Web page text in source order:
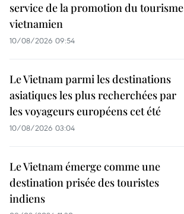
service de la promotion du tourisme
vietnamien
10/08/2026 09:54
Le Vietnam parmi les destinations
asiatiques les plus recherchées par
les voyageurs européens cet été
10/08/2026 03:04
Le Vietnam émerge comme une
destination prisée des touristes
indiens